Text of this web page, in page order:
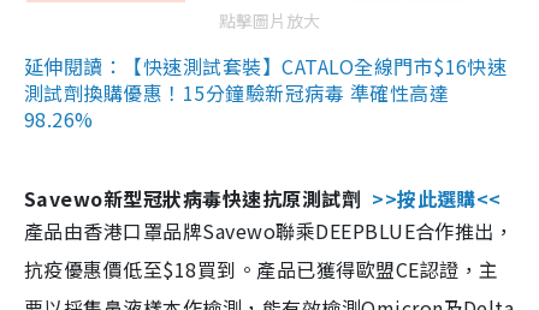
點擊圖片放大
延伸閱讀：【快速測試套裝】CATALO全線門市$16快速
測試劑換購優惠！15分鐘驗新冠病毒 準確性高達
98.26%
Savewo新型冠狀病毒快速抗原測試劑 >>按此選購<<
產品由香港口罩品牌Savewo聯乘DEEPBLUE合作推出，
抗疫優惠價低至$18買到。產品已獲得歐盟CE認證，主